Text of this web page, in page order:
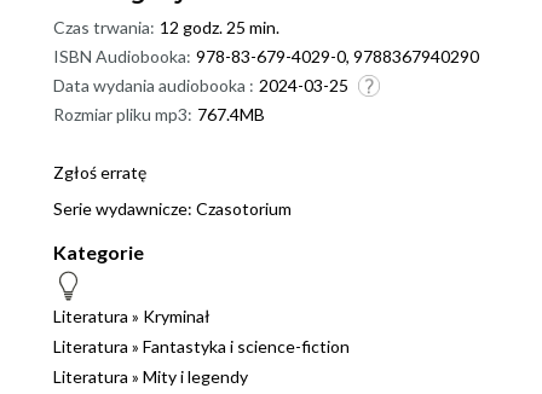
Czas trwania: 12 godz. 25 min.
ISBN Audiobooka: 978-83-679-4029-0, 9788367940290
Data wydania audiobooka : 2024-03-25
Rozmiar pliku mp3: 767.4MB
Zgłoś erratę
Serie wydawnicze: Czasotorium
Kategorie
Literatura » Kryminał
Literatura » Fantastyka i science-fiction
Literatura » Mity i legendy